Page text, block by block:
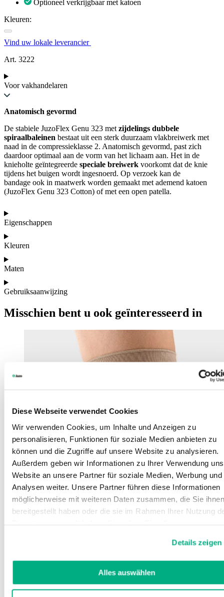
Diese Webseite verwendet Cookies
Wir verwenden Cookies, um Inhalte und Anzeigen zu
personalisieren, Funktionen für soziale Medien anbieten zu
können und die Zugriffe auf unsere Website zu analysieren.
Außerdem geben wir Informationen zu Ihrer Verwendung
Website an unsere Partner für soziale Medien, Werbung und
Analysen weiter. Unsere Partner führen diese Informationen
möglicherweise mit weiteren Daten zusammen, die Sie ihnen
bereitgestellt haben oder die sie im Rahmen Ihrer Nutzung
unsererDatenschutzerklärungundImpressum.
Details zeigen
Alles auswählen
Optioneel verkrijgbaar met katoen
Kleuren:
Vind uw lokale leverancier
Art. 3222
Voor vakhandelaren
Anatomisch gevormd
De stabiele JuzoFlex Genu 323 met zijdelings dubbele
spiraalbaleinen bestaat uit een sterk duurzaam vlakbreiwerk met
naad in de compressieklasse 2. Anatomisch gevormd, past zich
daardoor optimaal aan de vorm van het lichaam aan. Het in de
knieholte geïntegreerde speciale breiwerk voorkomt dat de knie
tijdens het buigen wordt ingesnoerd. Op verzoek kan de
bandage ook in maatwerk worden gemaakt met ademend katoen
(JuzoFlex Genu 323 Cotton) of met een open patella.
Eigenschappen
Kleuren
Maten
Gebruiksaanwijzing
Misschien bent u ook geïnteresseerd in